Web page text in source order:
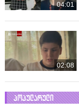
04:01
02:08
პოპულარული